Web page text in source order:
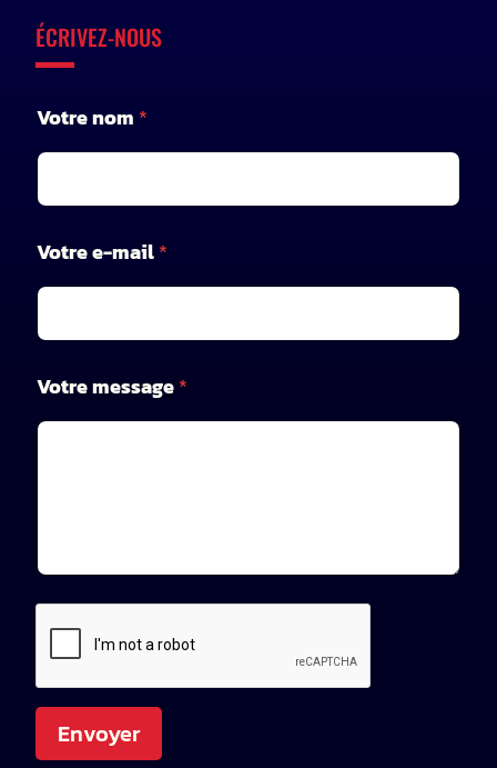
ÉCRIVEZ-NOUS
*
m
e
s
a
g
e
Votre nom *
Votre e-mail*
Votre message*
Envoyer